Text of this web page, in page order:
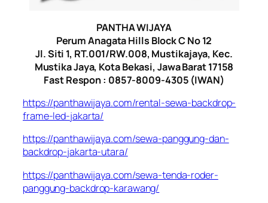
PANTHA WIJAYA
Perum Anagata Hills Block C No 12
Jl. Siti 1, RT.001/RW.008, Mustikajaya, Kec.
Mustika Jaya, Kota Bekasi, Jawa Barat 17158
Fast Respon : 0857-8009-4305 (IWAN)
https://panthawijaya.com/rental-sewa-backdrop-
frame-led-jakarta/
https://panthawijaya.com/sewa-panggung-dan-
backdrop-jakarta-utara/
https://panthawijaya.com/sewa-tenda-roder-
panggung-backdrop-karawang/